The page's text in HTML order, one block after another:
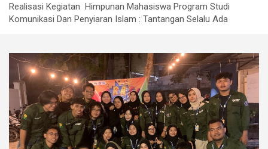
Realisasi Kegiatan Himpunan Mahasiswa Program Studi
Komunikasi Dan Penyiaran Islam : Tantangan Selalu Ada